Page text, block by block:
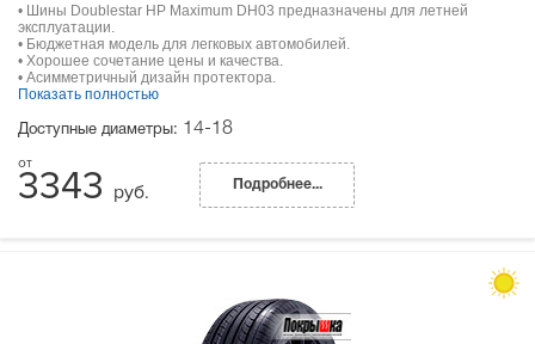
• Шины Doublestar HP Maximum DH03 предназначены для летней
эксплуатации.
• Бюджетная модель для легковых автомобилей.
• Хорошее сочетание цены и качества.
• Асимметричный дизайн протектора.
Показать полностью
Доступные диаметры: 14-18
3343 руб. Подробнее...